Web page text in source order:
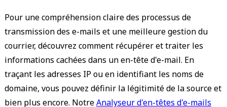
Pour une compréhension claire des processus de
transmission des e-mails et une meilleure gestion du
courrier, découvrez comment récupérer et traiter les
informations cachées dans un en-tête d'e-mail. En
traçant les adresses IP ou en identifiant les noms de
domaine, vous pouvez définir la légitimité de la source et
bien plus encore. NotreAnalyseur d'en-têtes d'e-mails